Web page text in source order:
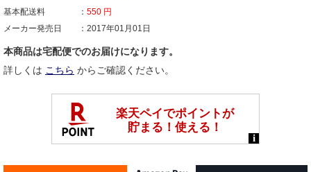
基本配送料 550 円
メーカー発売日
2017年01月01日
本商品は宅配便でのお届けになります。
詳しくは こちら からご確認ください。